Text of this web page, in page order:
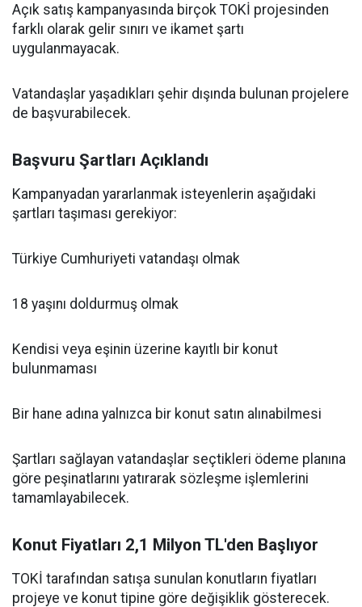
Açık satış kampanyasında birçok TOKİ projesinden
farklı olarak gelir sınırı ve ikamet şartı
uygulanmayacak.
Vatandaşlar yaşadıkları şehir dışında bulunan projelere
de başvurabilecek.
Başvuru Şartları Açıklandı
Kampanyadan yararlanmak isteyenlerin aşağıdaki
şartları taşıması gerekiyor:
Türkiye Cumhuriyeti vatandaşı olmak
18 yaşını doldurmuş olmak
Kendisi veya eşinin üzerine kayıtlı bir konut
bulunmaması
Bir hane adına yalnızca bir konut satın alınabilmesi
Şartları sağlayan vatandaşlar seçtikleri ödeme planına
göre peşinatlarını yatırarak sözleşme işlemlerini
tamamlayabilecek.
Konut Fiyatları 2,1 Milyon TL'den Başlıyor
TOKİ tarafından satışa sunulan konutların fiyatları
projeye ve konut tipine göre değişiklik gösterecek.